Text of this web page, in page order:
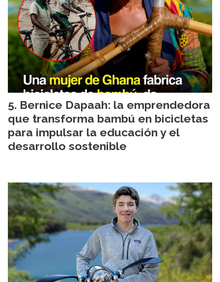
Bernice Dapaah: la emprendedora
que transforma bambú en bicicletas
para impulsar la educación y el
desarrollo sostenible